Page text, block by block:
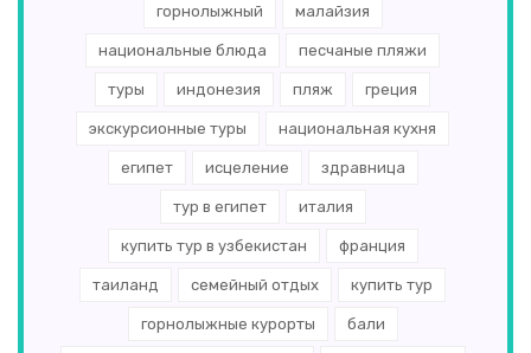
горнолыжный малайзия
национальные блюда песчаные пляжи
туры индонезия пляж греция
экскурсионные туры национальная кухня
египет исцеление здравница
тур в египет италия
купить тур в узбекистан франция
таиланд семейный отдых купить тур
горнолыжные курорты бали